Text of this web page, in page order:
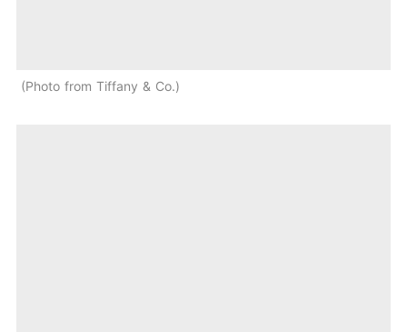
Photo from Tiffany & Co.